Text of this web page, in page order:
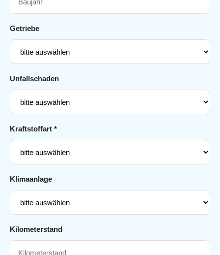
Getriebe
Unfallschaden
Kraftstoffart *
Klimaanlage
Kilometerstand